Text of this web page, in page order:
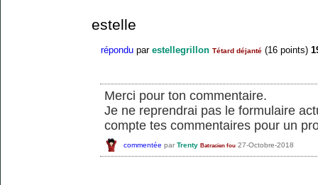
estelle
répondu par estellegrillon Tétard déjanté (16 points)
Merci pour ton commentaire.
Je ne reprendrai pas le formulaire
compte tes commentaires pour un
commentée par Trenty Batracien fou 27-Octobre-2018